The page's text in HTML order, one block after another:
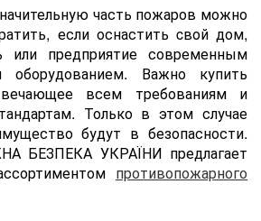
часть пожаров можно
если оснастить cвой дом,
или предприятие современным
оборудованием. Важно купить
всем требованиям и
Только в этом случае
будут в безопасности.
БЕЗПЕКА УКРАЇНИ предлагает
противопожарного